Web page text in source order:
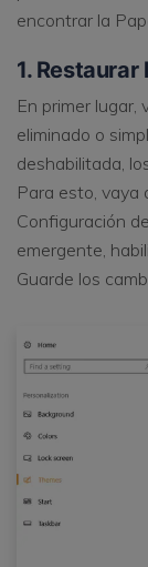
encontrar la
1.
En primer lugar,
eliminado o
deshabilitada,
Para esto, vaya
Configuración
emergente,
Guarde los